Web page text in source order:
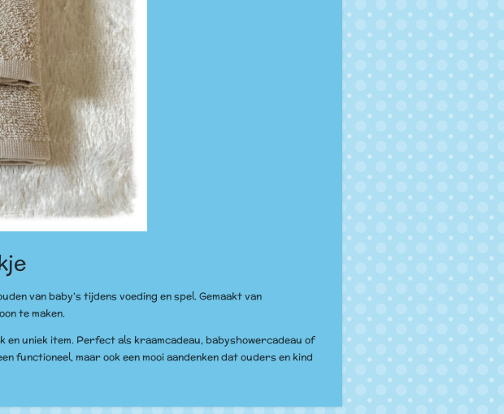
van baby’s tijdens voeding en spel. Gemaakt van
te maken.
uniek item. Perfect als kraamcadeau, babyshowercadeau of
functioneel, maar ook een mooi aandenken dat ouders en kind